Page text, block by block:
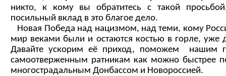
никто, к кому вы обратитесь с такой
посильный вклад в это благое дело.
Новая Победа над нацизмом, над теми, кому
мир веками были и остаются костью в горле, уже
Давайте ускорим её приход, поможем нашим
самоотверженным ратникам как можно быстрее
многострадальным Донбассом и Новороссией.